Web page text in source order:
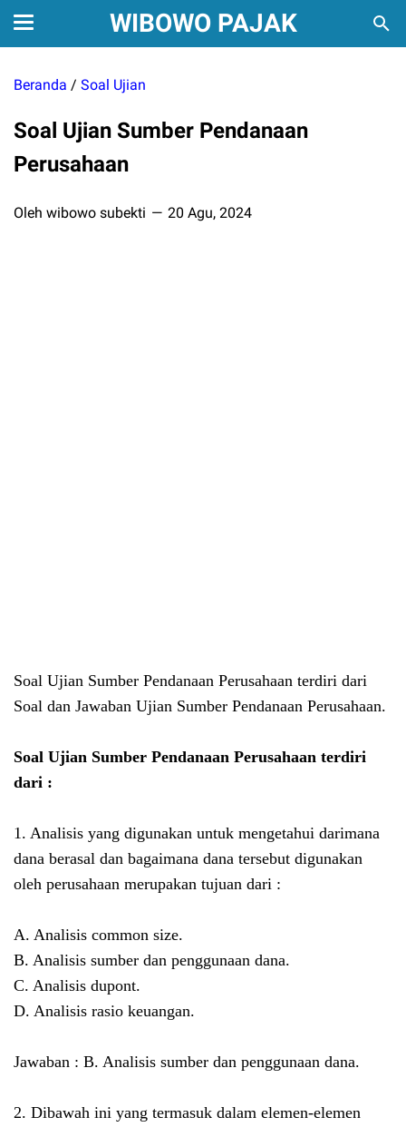
WIBOWO PAJAK
Beranda / Soal Ujian
Soal Ujian Sumber Pendanaan
Perusahaan
Oleh wibowo subekti 20 Agu, 2024
Soal Ujian Sumber Pendanaan Perusahaan terdiri dari
Soal dan Jawaban Ujian Sumber Pendanaan Perusahaan.
Soal Ujian Sumber Pendanaan Perusahaan terdiri
dari :
1. Analisis yang digunakan untuk mengetahui darimana
dana berasal dan bagaimana dana tersebut digunakan
oleh perusahaan merupakan tujuan dari :
A. Analisis common size.
B. Analisis sumber dan penggunaan dana.
C. Analisis dupont.
D. Analisis rasio keuangan.
Jawaban : B. Analisis sumber dan penggunaan dana.
2. Dibawah ini yang termasuk dalam elemen-elemen